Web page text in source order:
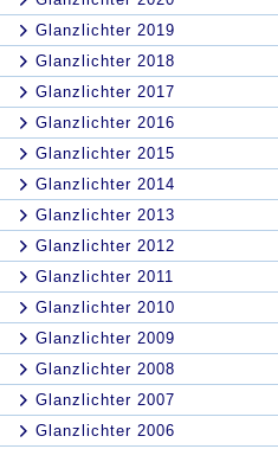
Glanzlichter 2019
Glanzlichter 2018
Glanzlichter 2017
Glanzlichter 2016
Glanzlichter 2015
Glanzlichter 2014
Glanzlichter 2013
Glanzlichter 2012
Glanzlichter 2011
Glanzlichter 2010
Glanzlichter 2009
Glanzlichter 2008
Glanzlichter 2007
Glanzlichter 2006